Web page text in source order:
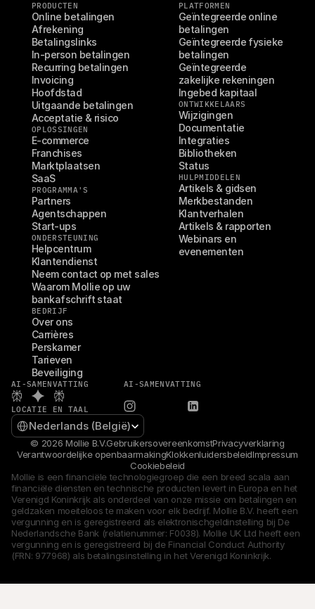
PRODUCTEN
Online betalingen
Afrekening
Betalingslinks
In-person betalingen
Recurring betalingen
Invoicing
Hoofdstad
Uitgaande betalingen
Acceptatie & risico
OPLOSSINGEN
E-commerce
Franchises
Marktplaatsen
SaaS
PROGRAMMA'S
Partners
Agentschappen
Start-ups
ONDERSTEUNING
Helpcentrum
Klantendienst
Neem contact op met sales
Waarom Mollie op uw
bankafschrift staat
BEDRIJF
Over ons
Carrières
Perskamer
Tarieven
Beveiliging
PLATFORMEN
Geïntegreerde online
betalingen
Geïntegreerde fysieke
betalingen
Geïntegreerde
zakelijke rekeningen
Ingebed kapitaal
ONTWIKKELAARS
Wijzigingen
Documentatie
Integraties
Bibliotheken
Status
HULPMIDDELEN
Artikels & gidsen
Merkbestanden
Klantverhalen
Artikels & rapporten
Webinars en
evenementen
AI-SAMENVATTING AI-SAMENVATTING
LOCATIE EN TAAL
Select Language
Nederlands (België)
© 2026 Mollie B.V.GebruikersovereenkomstPrivacyverklaring
Verantwoordelijke openbaarmakingKlokkenluidersbeleidImpressum
Cookiebeleid
Mollie is een financiële technologiegroep die een breed scala aan
financiële diensten en technische producten levert in Europa en het
Verenigd Koninkrijk als onderdeel van onze missie om betalingen en
geldzaken moeiteloos te maken voor elk bedrijf. Mollie B.V. heeft een
vergunning en is geregistreerd als elektronischgeldinstelling bij De
Nederlandsche Bank (relatienummer: F0038). Mollie UK Ltd heeft een
vergunning en is geregistreerd bij de Financial Conduct Authority
(FRN: 977968) als betalingsinstelling in het Verenigd Koninkrijk.